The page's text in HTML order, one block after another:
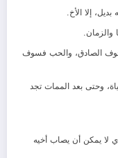
إلا الأخ.
والزمان.
الصادق، والحب فسوف
وحتى بعد الممات تجد
لا يمكن أن يصاب أخيه